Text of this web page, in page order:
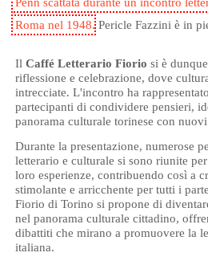
Roma nel 1948. Pericle Fazzini è in
Il Caffé Letterario Fiorio si è
riflessione e celebrazione, dove
intrecciate. L'incontro ha
partecipanti di condividere pensieri,
panorama culturale torinese con
Durante la presentazione, numerose
letterario e culturale si sono riunite
loro esperienze, contribuendo così a
stimolante e arricchente per tutti i
Fiorio di Torino si propone di
nel panorama culturale cittadino,
dibattiti che mirano a promuovere la
italiana.